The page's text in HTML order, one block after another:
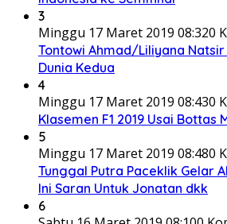
3
Minggu 17 Maret 2019 08:320
Tontowi Ahmad/Liliyana
Dunia Kedua
4
Minggu 17 Maret 2019 08:430
Klasemen F1 2019 Usai Bottas
5
Minggu 17 Maret 2019 08:480
Tunggal Putra Paceklik Gelar
Ini Saran Untuk Jonatan dkk
6